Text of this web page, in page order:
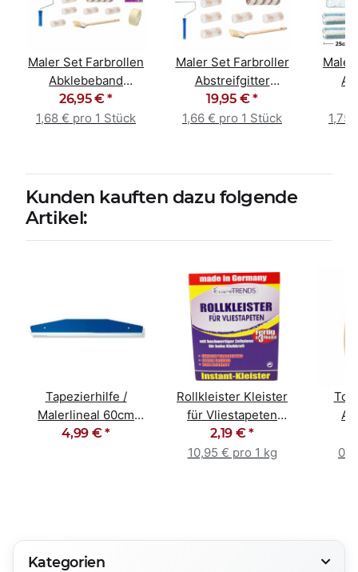
Maler Set Farbrollen
Abklebeband
Abdeckfolie 16-tlg.
26,95 €*
1,68 € pro 1 Stück
Maler Set Farbroller
Abstreifgitter
Malerpinsel 12-tlg.
19,95 €*
1,66 € pro 1 Stück
1,75
Kunden kauften dazu folgende
Artikel:
Tapezierhilfe /
Malerlineal 60cm
rostfrei
4,99 €*
Rollkleister Kleister
für Vliestapeten
200g
2,19 €*
10,95 € pro 1 kg
Kategorien